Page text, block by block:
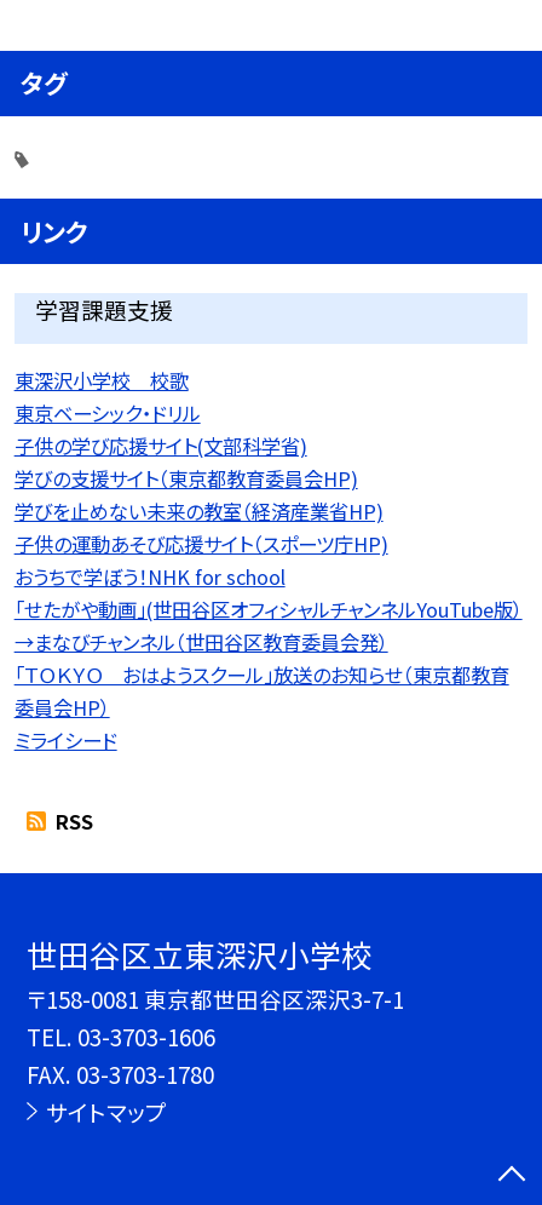
タグ
リンク
学習課題支援
東深沢小学校 校歌
東京ベーシック・ドリル
子供の学び応援サイト(文部科学省)
学びの支援サイト（東京都教育委員会HP)
学びを止めない未来の教室（経済産業省HP)
子供の運動あそび応援サイト（スポーツ庁HP)
おうちで学ぼう！NHK for school
「せたがや動画」(世田谷区オフィシャルチャンネルYouTube版）
→まなびチャンネル（世田谷区教育委員会発）
「ＴＯＫＹＯ おはようスクール」放送のお知らせ（東京都教育
委員会HP）
ミライシード
RSS
世田谷区立東深沢小学校
〒158-0081 東京都世田谷区深沢3-7-1
TEL. 03-3703-1606
FAX. 03-3703-1780
サイトマップ